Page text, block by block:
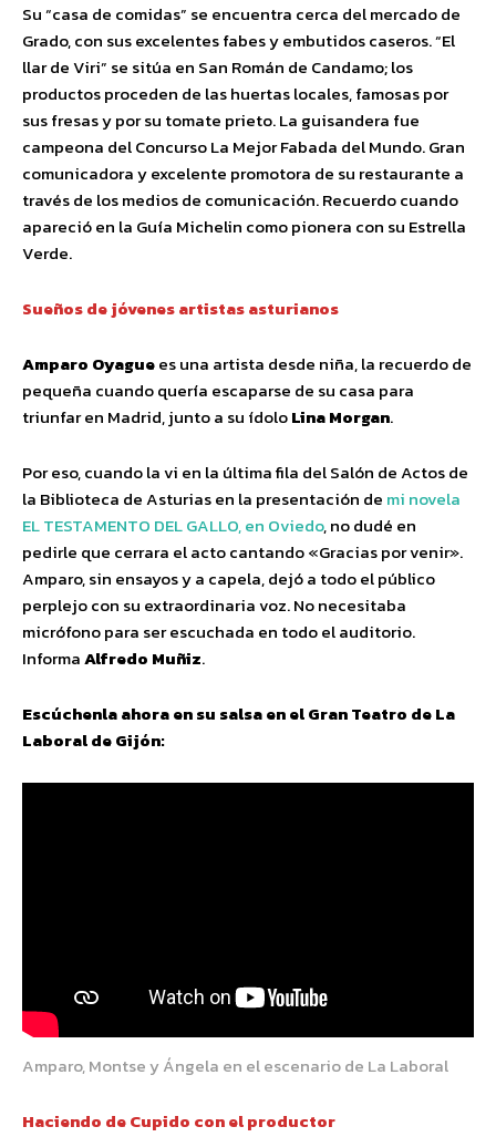
Su “casa de comidas” se encuentra cerca del mercado de
Grado, con sus excelentes fabes y embutidos caseros. “El
llar de Viri” se sitúa en San Román de Candamo; los
productos proceden de las huertas locales, famosas por
sus fresas y por su tomate prieto. La guisandera fue
campeona del Concurso La Mejor Fabada del Mundo. Gran
comunicadora y excelente promotora de su restaurante a
través de los medios de comunicación. Recuerdo cuando
apareció en la Guía Michelin como pionera con su Estrella
Verde.
Sueños de jóvenes artistas asturianos
Amparo Oyaguees una artista desde niña, la recuerdo de
pequeña cuando quería escaparse de su casa para
triunfar en Madrid, junto a su ídoloLina Morgan.
Por eso, cuando la vi en la última fila del Salón de Actos de
la Biblioteca de Asturias en la presentación de mi novela
EL TESTAMENTO DEL GALLO, en Oviedo, no dudé en
pedirle que cerrara el acto cantando «Gracias por venir».
Amparo, sin ensayos y a capela, dejó a todo el público
perplejo con su extraordinaria voz. No necesitaba
micrófono para ser escuchada en todo el auditorio.
InformaAlfredo Muñiz.
Escúchenla ahora en su salsa en el Gran Teatro de La
Laboral de Gijón:
Amparo, Montse y Ángela en el escenario de La Laboral
Haciendo de Cupido con el productor